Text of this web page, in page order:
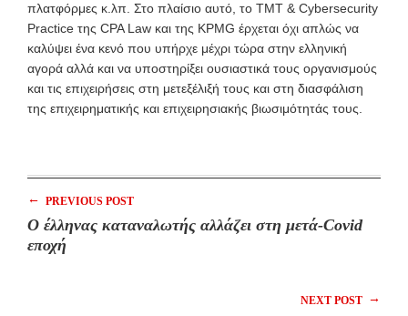
πλατφόρμες κ.λπ. Στο πλαίσιο αυτό, το TMT & Cybersecurity
Practice της CPA Law και της KPMG έρχεται όχι απλώς να
καλύψει ένα κενό που υπήρχε μέχρι τώρα στην ελληνική
αγορά αλλά και να υποστηρίξει ουσιαστικά τους οργανισμούς
και τις επιχειρήσεις στη μετεξέλιξή τους και στη διασφάλιση
της επιχειρηματικής και επιχειρησιακής βιωσιμότητάς τους.
← PREVIOUS POST
Ο έλληνας καταναλωτής αλλάζει στη μετά-Covid
εποχή
NEXT POST →